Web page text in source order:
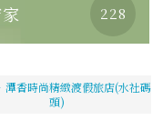
228
潭香時尚精緻渡假旅店(水社碼
頭)